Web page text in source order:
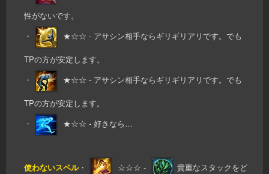
性がないです。
・
★☆☆ - アサシン相手ならギリギリアリです。でも
TPの方が安定します。
・
★☆☆ - アサシン相手ならギリギリアリです。でも
TPの方が安定します。
・
★☆☆ - 好きなら…
使わないスペル・ ☆☆☆ - 貴重なスタックをど